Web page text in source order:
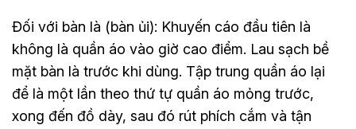
Đối với bàn là (bàn ủi): Khuyến cáo đầu tiên là
không là quần áo vào giờ cao điểm. Lau sạch bề
mặt bàn là trước khi dùng. Tập trung quần áo lại
để là một lần theo thứ tự quần áo mỏng trước,
xong đến đồ dày, sau đó rút phích cắm và tận